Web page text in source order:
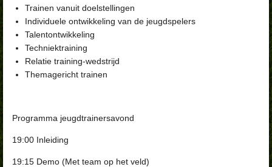
Trainen vanuit doelstellingen
Individuele ontwikkeling van de jeugdspelers
Talentontwikkeling
Techniektraining
Relatie training-wedstrijd
Themagericht trainen
Programma jeugdtrainersavond
19:00 Inleiding
19:15 Demo (Met team op het veld)